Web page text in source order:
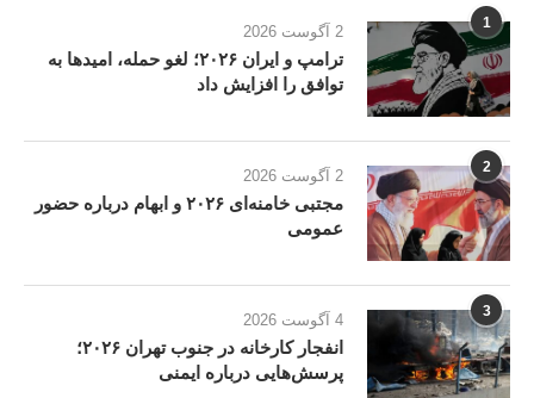
1 2 آگوست 2026
ترامپ و ایران ۲۰۲۶؛ لغو حمله، امیدها به
توافق را افزایش داد
2 2 آگوست 2026
مجتبی خامنه‌ای ۲۰۲۶ و ابهام درباره حضور
عمومی
3 4 آگوست 2026
انفجار کارخانه در جنوب تهران ۲۰۲۶؛
پرسش‌هایی درباره ایمنی